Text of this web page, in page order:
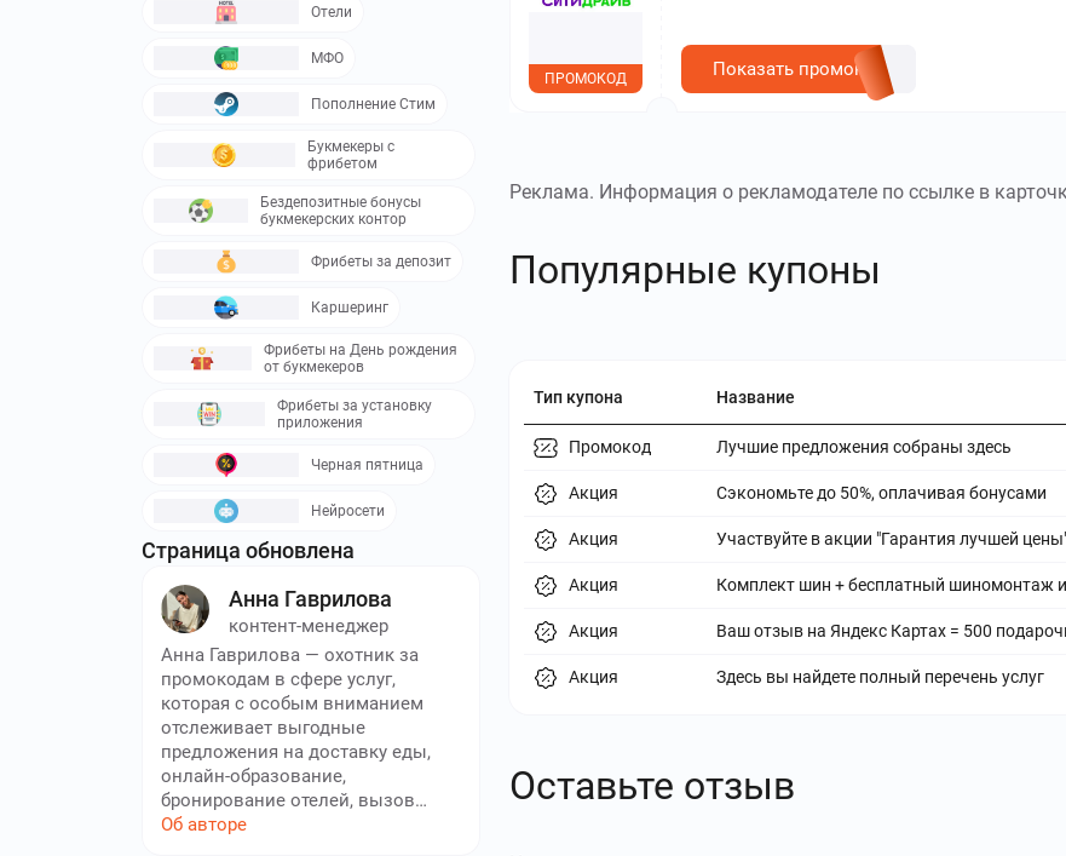
ПРОМОКОД Показать промокод
Реклама. Информация о рекламодателе по ссылке в
Популярные купоны
Тип купона Название
Промокод Лучшие предложения собраны здесь
Акция Сэкономьте до 50%, оплачивая бонусами
Акция Участвуйте в акции "Гарантия лучшей
Акция Комплект шин + бесплатный шиномонтаж
Акция Ваш отзыв на Яндекс Картах = 500
Акция Здесь вы найдете полный перечень услуг
Оставьте отзыв
Отели
МФО
Пополнение Стим
Букмекеры с
фрибетом
Бездепозитные бонусы
букмекерских контор
Фрибеты за депозит
Каршеринг
Фрибеты на День рождения
от букмекеров
Фрибеты за установку
приложения
Черная пятница
Нейросети
Страница обновлена
Анна Гаврилова
контент-менеджер
Анна Гаврилова — охотник за
промокодам в сфере услуг,
которая с особым вниманием
отслеживает выгодные
предложения на доставку еды,
онлайн-образование,
бронирование отелей, вызов
такси, подписки и другие
Об авторе